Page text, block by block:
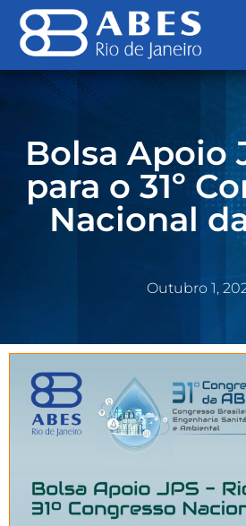
Bolsa Apoio
para o 31º
Nacional
Outubro 1,